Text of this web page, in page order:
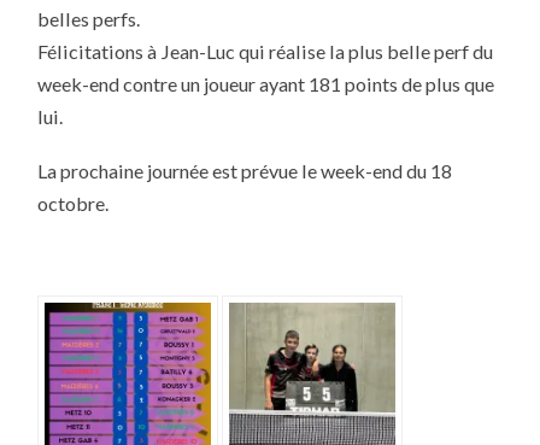
belles perfs.
Félicitations à Jean-Luc qui réalise la plus belle perf du
week-end contre un joueur ayant 181 points de plus que
lui.
La prochaine journée est prévue le week-end du 18
octobre.